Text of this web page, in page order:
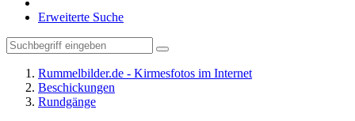
Erweiterte Suche
Rummelbilder.de - Kirmesfotos im Internet
Beschickungen
Rundgänge